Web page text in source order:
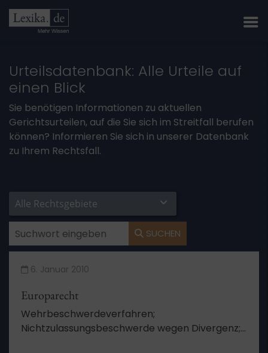
Urteilsdatenbank: Alle Urteile auf
einen Blick
Sie benötigen Informationen zu aktuellen
Gerichtsurteilen, auf die Sie sich im Streitfall berufen
können? Informieren Sie sich in unserer Datenbank
zu Ihrem Rechtsfall.
SUCHEN
6. Januar 2010
Europarecht
Wehrbeschwerdeverfahren;
Nichtzulassungsbeschwerde wegen Divergenz;